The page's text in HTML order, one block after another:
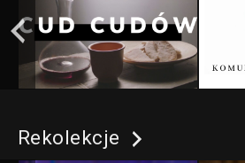
Rekolekcje